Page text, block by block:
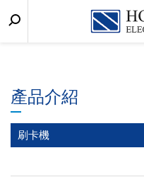
宏
鍵
產品介紹
刷卡機